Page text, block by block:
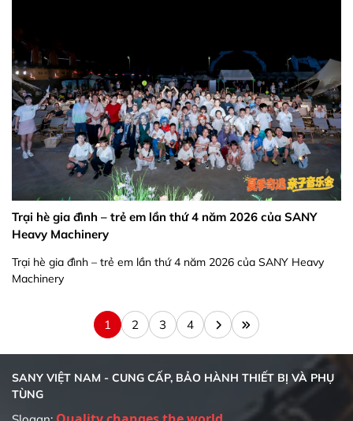
Trại hè gia đình – trẻ em lần thứ 4 năm 2026 của SANY
Heavy Machinery
Trại hè gia đình – trẻ em lần thứ 4 năm 2026 của SANY Heavy
Machinery
1 2 3 4
SANY VIỆT NAM - CUNG CẤP, BẢO HÀNH THIẾT BỊ VÀ PHỤ
TÙNG